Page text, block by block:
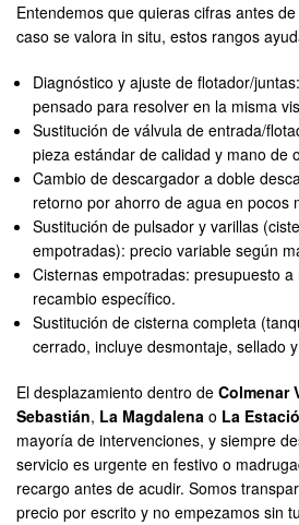
Entendemos que quieras cifras antes
caso se valora in situ, estos rangos
Diagnóstico y ajuste de flotador/
pensado para resolver en la misma
Sustitución de válvula de entrada/
pieza estándar de calidad y mano de
Cambio de descargador a doble
retorno por ahorro de agua en pocos
Sustitución de pulsador y varillas
empotradas): precio variable según
Cisternas empotradas: presupuesto
recambio específico.
Sustitución de cisterna completa
cerrado, incluye desmontaje, sellado
El desplazamiento dentro de Colmenar
Sebastián, La Magdalena o La
mayoría de intervenciones, y siempre
servicio es urgente en festivo o
recargo antes de acudir. Somos
precio por escrito y no empezamos sin tu